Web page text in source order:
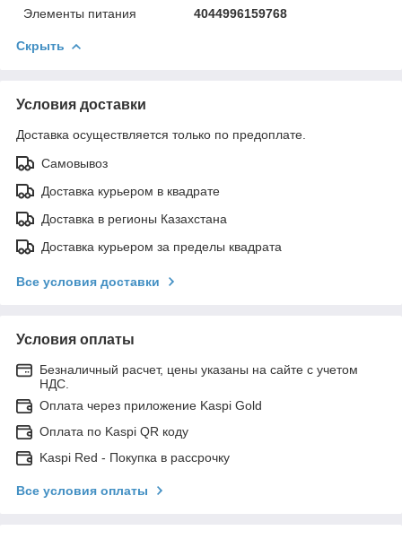
Элементы питания
4044996159768
Скрыть
Условия доставки
Доставка осуществляется только по предоплате.
Самовывоз
Доставка курьером в квадрате
Доставка в регионы Казахстана
Доставка курьером за пределы квадрата
Все условия доставки
Условия оплаты
Безналичный расчет, цены указаны на сайте с учетом
НДС.
Оплата через приложение Kaspi Gold
Оплата по Kaspi QR коду
Kaspi Red - Покупка в рассрочку
Все условия оплаты